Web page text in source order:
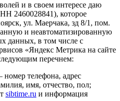
и в своем интересе даю
2460028841), которое
ул. Маерчака, зд 8/1, пом.
и неавтоматизированную
данных, в том числе с
«Яндекс Метрика на сайте
перечнем:
телефона, адрес
имя, отчество, пол;
sibtime.ru и информация